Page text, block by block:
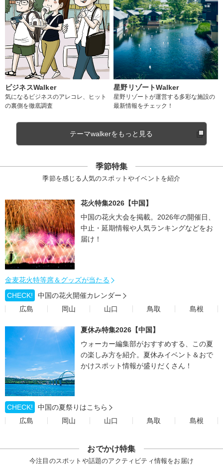
ビジネスWalker
気になるビジネスのアレコレ、ヒット
の裏側を徹底調査
星野リゾートWalker
星野リゾートが運営する多彩な施設の
最新情報をチェック！
テーマwalkerをもっと見る
季節特集
季節を感じる人気のスポットやイベントを紹介
花火特集2026【中国】
中国の花火大会を掲載。2026年の開催日、
中止・延期情報や人気ランキングなどをお
届け！
金麦花火特等席＆グッズが当たる
CHECK!
中国の花火開催カレンダー
広島
岡山 山口 鳥取 島根
夏休み特集2026【中国】
ウォーカー編集部がおすすめする、この夏
の楽しみ方を紹介。夏休みイベント＆おで
かけスポット情報が盛りだくさん！
CHECK!
中国の夏祭りはこちら
広島
岡山 山口 鳥取 島根
おでかけ特集
今注目のスポットや話題のアクティビティ情報をお届け